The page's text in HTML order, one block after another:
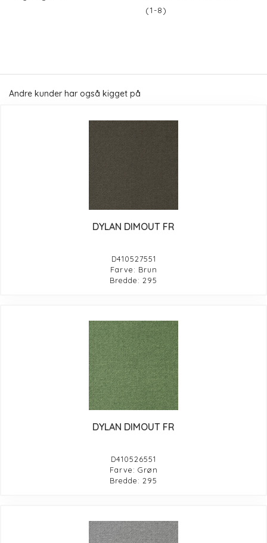
(1-8)
Andre kunder har også kigget på
DYLAN DIMOUT FR
D410527551
Farve: Brun
Bredde: 295
DYLAN DIMOUT FR
D410526551
Farve: Grøn
Bredde: 295